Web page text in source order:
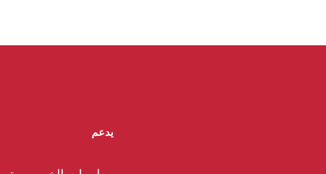
يدعم